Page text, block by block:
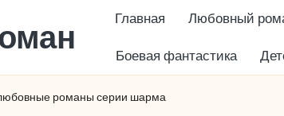
Главная Любовный
Боевая фантастика
романы серии шарма